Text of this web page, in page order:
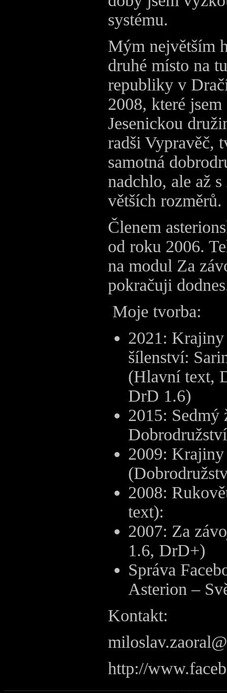
systému.
Mým největším
druhé místo na
republiky v
2008, které
Jesenickou
radši Vypravěč,
samotná
nadchlo, ale až
větších rozměrů.
Členem
od roku 2006.
na modul Za
pokračuji
Moje tvorba:
2021:
šílenství:
(Hlavní text,
DrD 1.6)
2015:
2009: Krajiny
2008:
text):
2007: Za
1.6, DrD+)
Správa
Asterion –
Kontakt:
http://